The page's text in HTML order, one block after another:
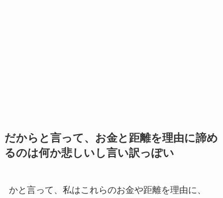
だからと言って、お金と距離を理由に諦め
るのは何か悲しいし言い訳っぽい
かと言って、私はこれらのお金や距離を理由に、